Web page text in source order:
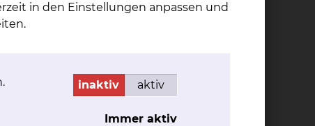
in den Einstellungen anpassen und
inaktiv aktiv
Immer aktiv